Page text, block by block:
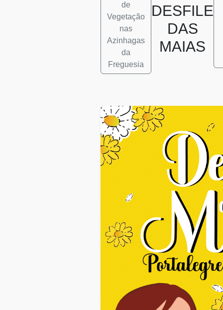
de
Vegetação
nas
Azinhagas
da
Freguesia
DESFILE
DAS
MAIAS